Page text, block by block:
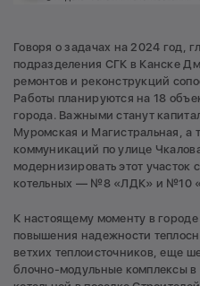
Говоря о задачах на 2024 год,
подразделения СГК в Канске
ремонтов и реконструкций
Работы планируются на 18
города. Важными станут
Муромская и Магистральная, а
коммуникаций по улице
модернизировать этот участок
котельных — №8 «ЛДК» и №10
К настоящему моменту в
повышения надежности
ветхих теплоисточников, еще
блочно-модульные комплексы в